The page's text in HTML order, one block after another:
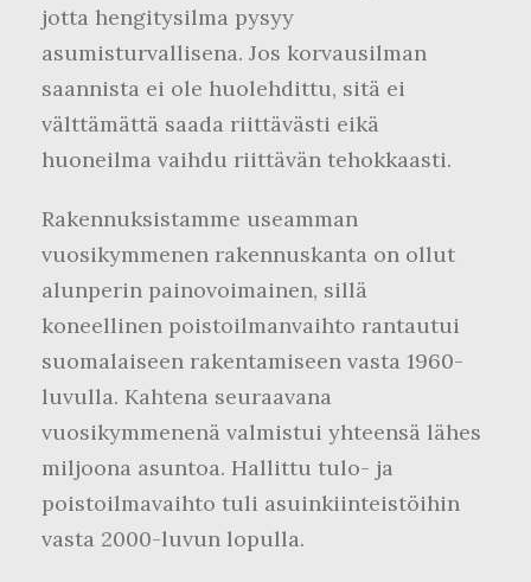
jotta hengitysilma pysyy
asumisturvallisena. Jos korvausilman
saannista ei ole huolehdittu, sitä ei
välttämättä saada riittävästi eikä
huoneilma vaihdu riittävän tehokkaasti.
Rakennuksistamme useamman
vuosikymmenen rakennuskanta on ollut
alunperin painovoimainen, sillä
koneellinen poistoilmanvaihto rantautui
suomalaiseen rakentamiseen vasta 1960-
luvulla. Kahtena seuraavana
vuosikymmenenä valmistui yhteensä lähes
miljoona asuntoa. Hallittu tulo- ja
poistoilmavaihto tuli asuinkiinteistöihin
vasta 2000-luvun lopulla.